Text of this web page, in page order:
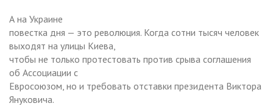
А на Украине
повестка дня — это революция. Когда сотни тысяч человек
выходят на улицы Киева,
чтобы не только протестовать против срыва соглашения
об Ассоциации с
Евросоюзом, но и требовать отставки президента Виктора
Януковича.